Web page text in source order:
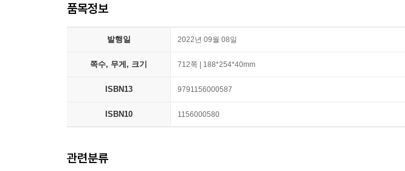
품목정보
발행일 2022년 09월 08일
쪽수, 무게, 크기 712쪽 | 188*254*40mm
ISBN13 9791156000587
ISBN10 1156000580
관련분류